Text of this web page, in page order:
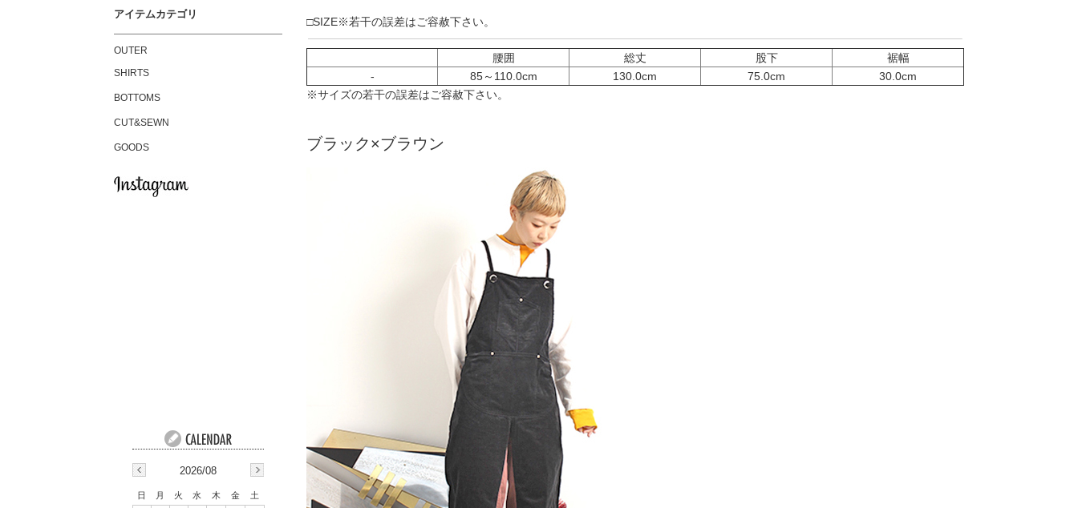
□SIZE※若干の誤差はご容赦下さい。
腰囲 総丈 股下
裾幅
-
85～110.0cm 130.0cm 75.0cm
30.0cm
※サイズの若干の誤差はご容赦下さい。
ブラック×ブラウン
アイテムカテゴリ
OUTER
SHIRTS
BOTTOMS
CUT&SEWN
GOODS
2026/08
日 月 火 水 木 金
土